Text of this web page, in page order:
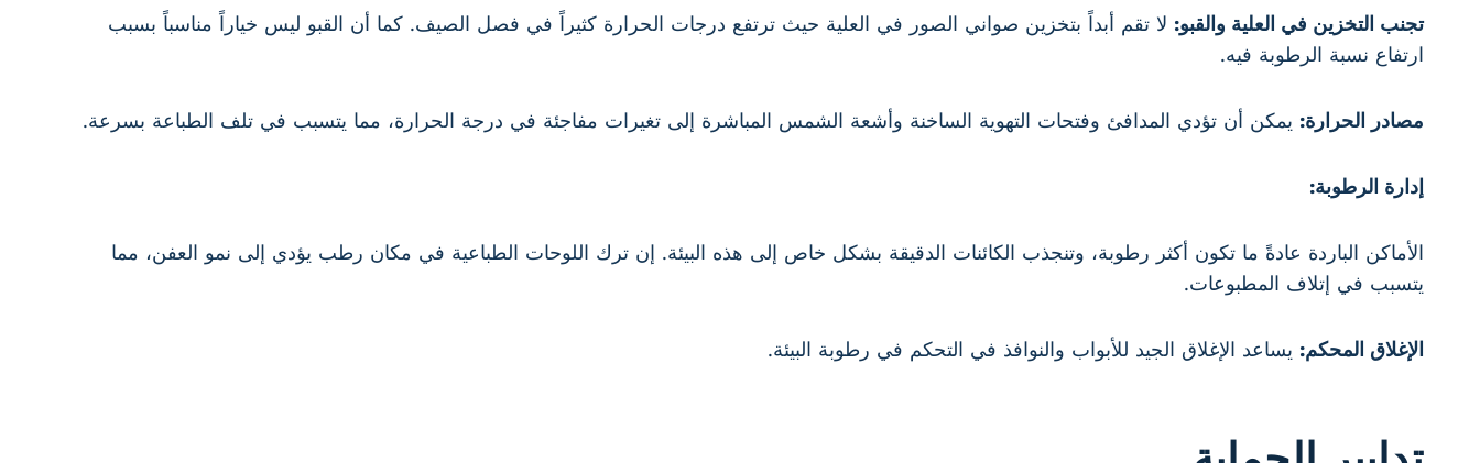
تجنب التخزين في العلية والقبو: لا تقم أبداً بتخزين صواني الصور في العلية حيث ترتفع درجات الحرارة كثيراً في فصل الصيف. كما أن القبو ليس خياراً مناسباً بسبب
ارتفاع نسبة الرطوبة فيه.
مصادر الحرارة: يمكن أن تؤدي المدافئ وفتحات التهوية الساخنة وأشعة الشمس المباشرة إلى تغيرات مفاجئة في درجة الحرارة، مما يتسبب في تلف الطباعة بسرعة.
إدارة الرطوبة:
الأماكن الباردة عادةً ما تكون أكثر رطوبة، وتنجذب الكائنات الدقيقة بشكل خاص إلى هذه البيئة. إن ترك اللوحات الطباعية في مكان رطب يؤدي إلى نمو العفن، مما
يتسبب في إتلاف المطبوعات.
الإغلاق المحكم: يساعد الإغلاق الجيد للأبواب والنوافذ في التحكم في رطوبة البيئة.